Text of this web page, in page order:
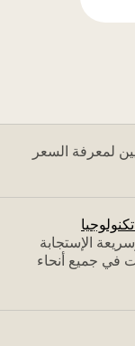
لمعرفة السعر
الإستجابة
في جميع أنحاء